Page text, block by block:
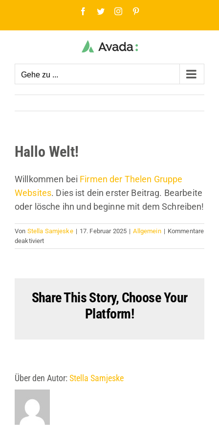
springen
Facebook
TwitterInstagram
Gehe zu ...
Hallo Welt!
Willkommen bei Firmen der Thelen Gruppe
Websites. Dies ist dein erster Beitrag. Bearbeite
oder lösche ihn und beginne mit dem Schreiben!
Von Stella Samjeske | 17. Februar 2025 | Allgemein | Kommentare
deaktiviertfür
Hallo
Share This Story, Choose Your
Platform!
Über den Autor: Stella Samjeske